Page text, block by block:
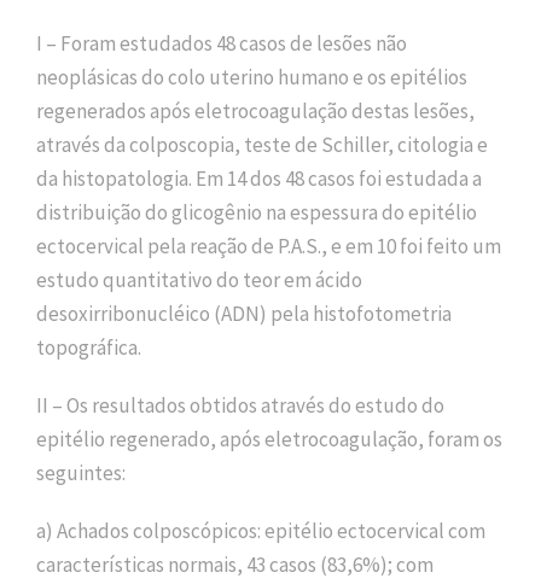
I – Foram estudados 48 casos de lesões não
neoplásicas do colo uterino humano e os epitélios
regenerados após eletrocoagulação destas lesões,
através da colposcopia, teste de Schiller, citologia e
da histopatologia. Em 14 dos 48 casos foi estudada a
distribuição do glicogênio na espessura do epitélio
ectocervical pela reação de P.A.S., e em 10 foi feito um
estudo quantitativo do teor em ácido
desoxirribonucléico (ADN) pela histofotometria
topográfica.
II – Os resultados obtidos através do estudo do
epitélio regenerado, após eletrocoagulação, foram os
seguintes:
a) Achados colposcópicos: epitélio ectocervical com
características normais, 43 casos (83,6%); com